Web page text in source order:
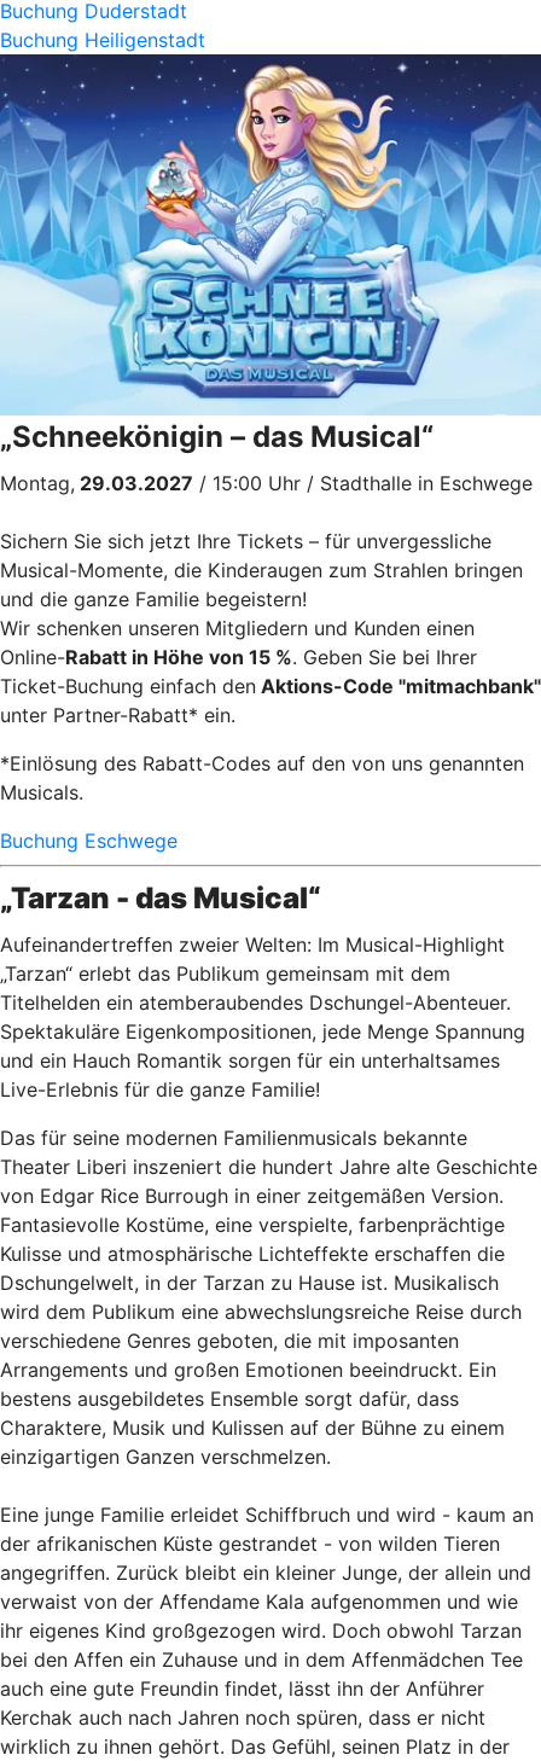
Buchung Duderstadt
Buchung Heiligenstadt
„Schneekönigin – das Musical“
Montag, 29.03.2027 / 15:00 Uhr / Stadthalle in Eschwege
Sichern Sie sich jetzt Ihre Tickets – für unvergessliche
Musical-Momente, die Kinderaugen zum Strahlen bringen
und die ganze Familie begeistern!
Wir schenken unseren Mitgliedern und Kunden einen
Online-Rabatt in Höhe von 15 %. Geben Sie bei Ihrer
Ticket-Buchung einfach den Aktions-Code "mitmachbank"
unter Partner-Rabatt* ein.
*Einlösung des Rabatt-Codes auf den von uns genannten
Musicals.
Buchung Eschwege
„Tarzan - das Musical“
Aufeinandertreffen zweier Welten: Im Musical-Highlight
„Tarzan“ erlebt das Publikum gemeinsam mit dem
Titelhelden ein atemberaubendes Dschungel-Abenteuer.
Spektakuläre Eigenkompositionen, jede Menge Spannung
und ein Hauch Romantik sorgen für ein unterhaltsames
Live-Erlebnis für die ganze Familie!
Das für seine modernen Familienmusicals bekannte
Theater Liberi inszeniert die hundert Jahre alte Geschichte
von Edgar Rice Burrough in einer zeitgemäßen Version.
Fantasievolle Kostüme, eine verspielte, farbenprächtige
Kulisse und atmosphärische Lichteffekte erschaffen die
Dschungelwelt, in der Tarzan zu Hause ist. Musikalisch
wird dem Publikum eine abwechslungsreiche Reise durch
verschiedene Genres geboten, die mit imposanten
Arrangements und großen Emotionen beeindruckt. Ein
bestens ausgebildetes Ensemble sorgt dafür, dass
Charaktere, Musik und Kulissen auf der Bühne zu einem
einzigartigen Ganzen verschmelzen.
Eine junge Familie erleidet Schiffbruch und wird - kaum an
der afrikanischen Küste gestrandet - von wilden Tieren
angegriffen. Zurück bleibt ein kleiner Junge, der allein und
verwaist von der Affendame Kala aufgenommen und wie
ihr eigenes Kind großgezogen wird. Doch obwohl Tarzan
bei den Affen ein Zuhause und in dem Affenmädchen Tee
auch eine gute Freundin findet, lässt ihn der Anführer
Kerchak auch nach Jahren noch spüren, dass er nicht
wirklich zu ihnen gehört. Das Gefühl, seinen Platz in der